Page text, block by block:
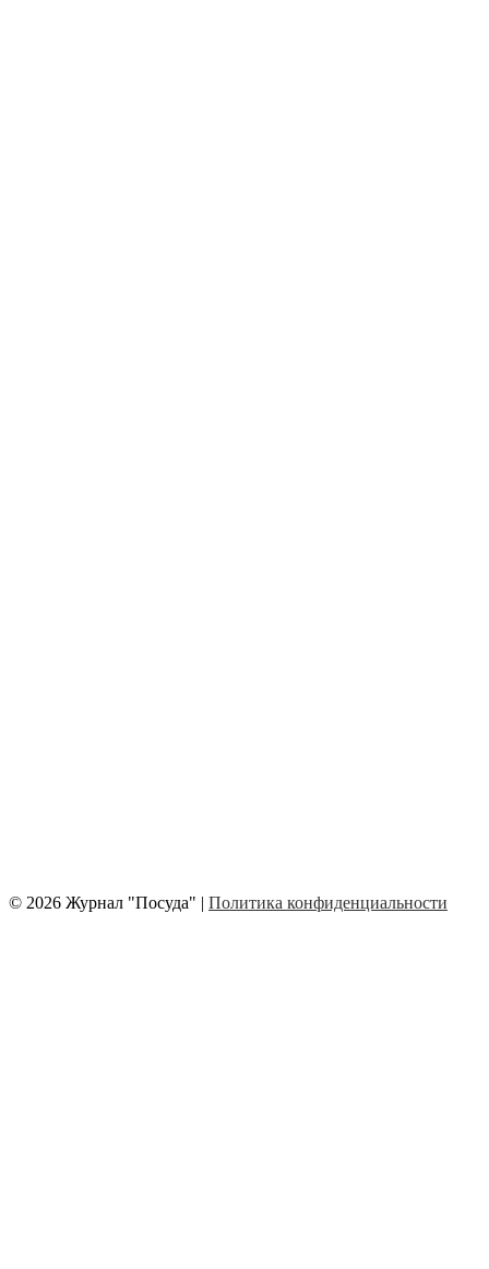
© 2026 Журнал "Посуда" | Политика конфиденциальности